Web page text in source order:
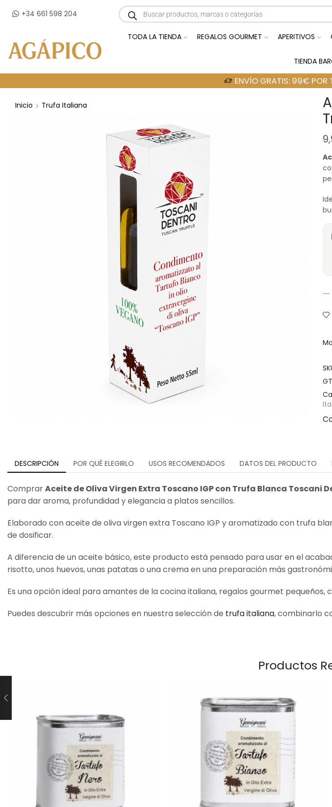
+34 661 598 204
TODA LA TIENDA REGALOS GOURMET APERITIVOS
TIENDA
ENVÍO GRATIS: 99€ POR
Inicio Trufa Italiana
DESCRIPCIÓN POR QUÉ ELEGIRLO USOS RECOMENDADOS DATOS DEL PRODUCTO
ComprarAceite de Oliva Virgen Extra Toscano IGP con Trufa Blanca Toscani
para dar aroma, profundidad y elegancia a platos sencillos.
Elaborado con aceite de oliva virgen extra Toscano IGP y aromatizado con trufa
de dosificar.
A diferencia de un aceite básico, este producto está pensado para usar en el
risotto, unos huevos, unas patatas o una crema en una preparación más
Es una opción ideal para amantes de la cocina italiana, regalos gourmet
Puedes descubrir más opciones en nuestra selección de trufa italiana, combinarlo
Productos